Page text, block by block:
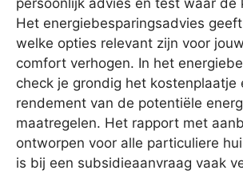
Het energiebesparingsadvies
welke opties relevant zijn voor
comfort verhogen. In het
check je grondig het kostenplaatje
rendement van de potentiële
maatregelen. Het rapport met
ontworpen voor alle particuliere
is bij een subsidieaanvraag vaak